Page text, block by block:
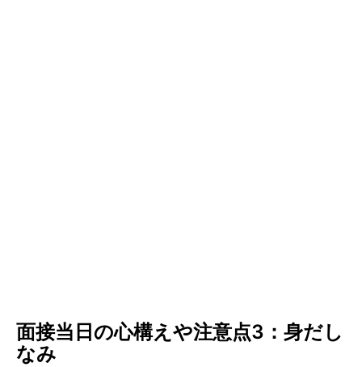
面接当日の心構えや注意点3：身だし
なみ